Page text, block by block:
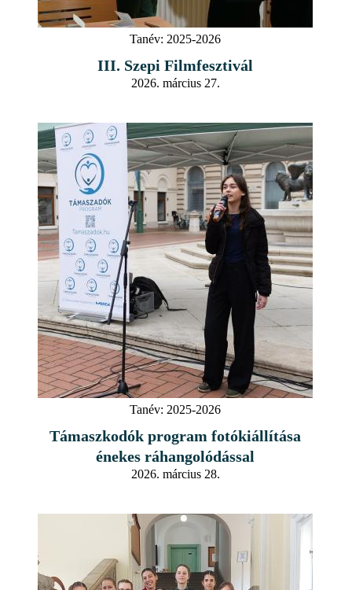
Tanév: 2025-2026
III. Szepi Filmfesztivál
2026. március 27.
Tanév: 2025-2026
Támaszkodók program fotókiállítása
énekes ráhangolódással
2026. március 28.